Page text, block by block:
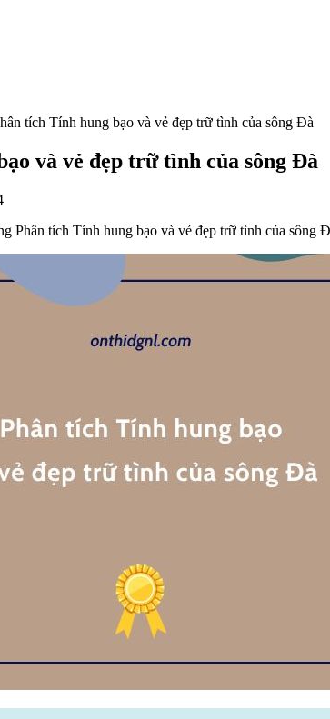
tích Tính hung bạo và vẻ đẹp trữ tình của sông Đà
và vẻ đẹp trữ tình của sông Đà
Phân tích Tính hung bạo và vẻ đẹp trữ tình của